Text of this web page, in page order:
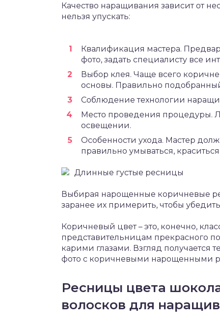
Качество наращивания зависит от
нельзя упускать:
Квалификация мастера.
фото, задать специалисту все
Выбор клея. Чаще всего
основы. Правильно
Соблюдение технологии
Место проведения процедуры.
освещении.
Особенности ухода. Мастер
правильно умываться,
Длинные густые ресницы
Выбирая нарощенные коричневые
заранее их примерить, чтобы
Коричневый цвет – это, конечно,
представительницам прекрасного
карими глазами. Взгляд
фото с коричневыми нарощенными
Ресницы цвета
волосков для